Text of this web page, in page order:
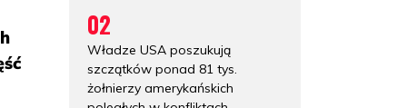
02
Władze USA poszukują
szczątków ponad 81 tys.
żołnierzy amerykańskich